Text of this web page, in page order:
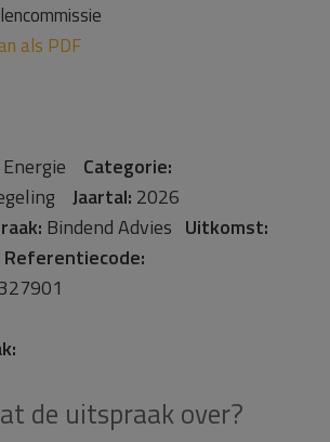
Energie Categorie:
Jaartal: 2026
Bindend Advies Uitkomst:
Referentiecode:
de uitspraak over?